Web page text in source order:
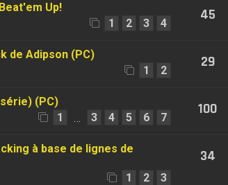
Up!
1 2 3 4 45
de Adipson (PC)
1 2 29
(PC)
1 3 4 5 6 7 100
à base de lignes de
1 2 3
34